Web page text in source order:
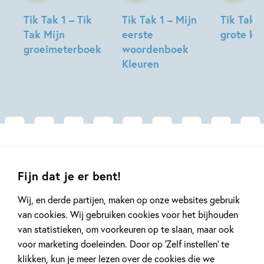
Fijn dat je er bent!
Wij, en derde partijen, maken op onze websites gebruik
van cookies. Wij gebruiken cookies voor het bijhouden
van statistieken, om voorkeuren op te slaan, maar ook
voor marketing doeleinden. Door op ‘Zelf instellen’ te
klikken, kun je meer lezen over de cookies die we
Tik Tak 1 – Tik
Tak Mijn
groeimeterboek
Tik Tak 1 – Mijn
eerste
woordenboek
Kleuren
Tik Tak
grote
Tiplijst Kinderpanel